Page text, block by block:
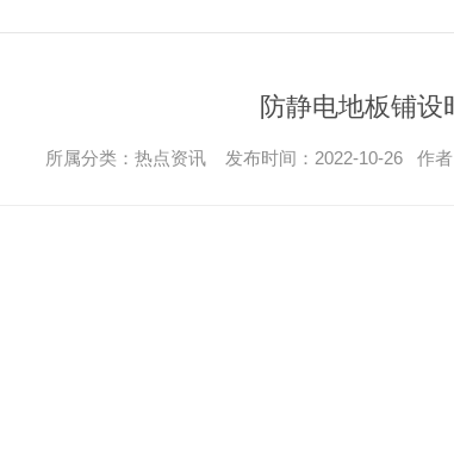
防静电地板铺
所属分类：热点资讯 发布时间：2022-10-26 作者